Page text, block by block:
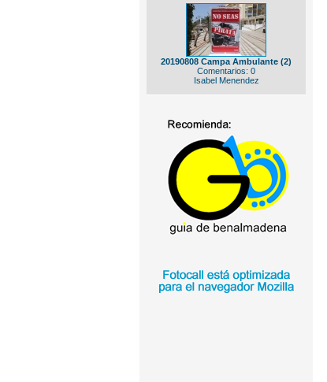
20190808 Campa Ambulante (2)
Comentarios: 0
Isabel Menendez